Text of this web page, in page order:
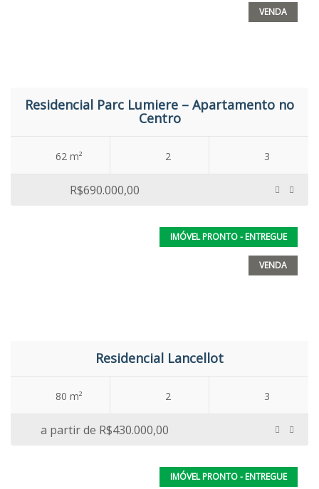
VENDA
Residencial Parc Lumiere – Apartamento no
Centro
62 m² 2 3
R$690.000,00
IMÓVEL PRONTO - ENTREGUE
VENDA
Residencial Lancellot
80 m² 2 3
a partir de R$430.000,00
IMÓVEL PRONTO - ENTREGUE